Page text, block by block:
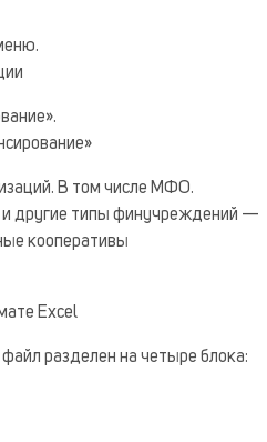
В том числе МФО.
другие типы финучреждений —
кооперативы
Excel
разделен на четыре блока: